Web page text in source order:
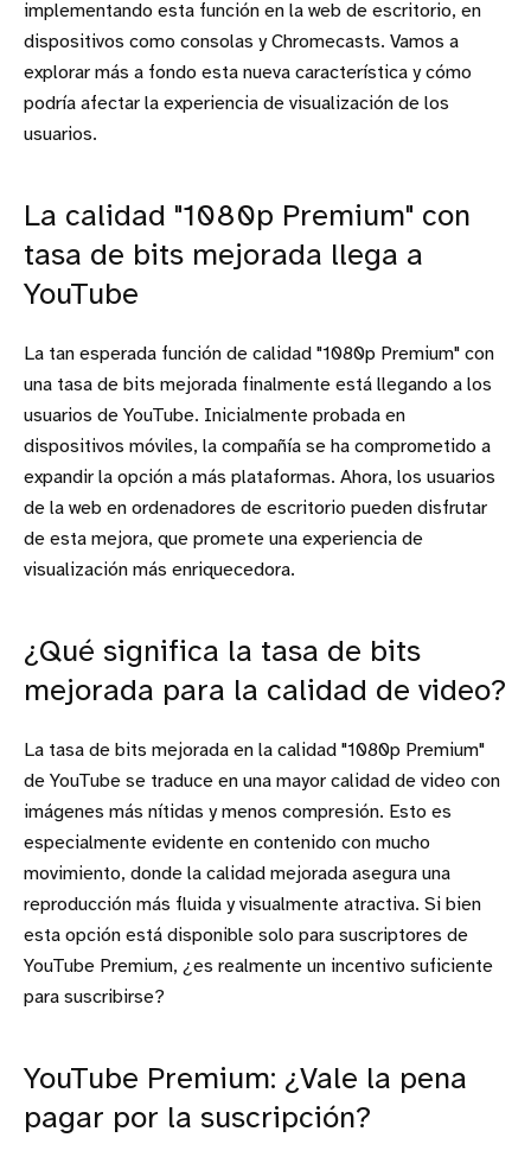
implementando esta función en la web de escritorio, en
dispositivos como consolas y Chromecasts. Vamos a
explorar más a fondo esta nueva característica y cómo
podría afectar la experiencia de visualización de los
usuarios.
La calidad "1080p Premium" con
tasa de bits mejorada llega a
YouTube
La tan esperada función de calidad "1080p Premium" con
una tasa de bits mejorada finalmente está llegando a los
usuarios de YouTube. Inicialmente probada en
dispositivos móviles, la compañía se ha comprometido a
expandir la opción a más plataformas. Ahora, los usuarios
de la web en ordenadores de escritorio pueden disfrutar
de esta mejora, que promete una experiencia de
visualización más enriquecedora.
¿Qué significa la tasa de bits
mejorada para la calidad de video?
La tasa de bits mejorada en la calidad "1080p Premium"
de YouTube se traduce en una mayor calidad de video con
imágenes más nítidas y menos compresión. Esto es
especialmente evidente en contenido con mucho
movimiento, donde la calidad mejorada asegura una
reproducción más fluida y visualmente atractiva. Si bien
esta opción está disponible solo para suscriptores de
YouTube Premium, ¿es realmente un incentivo suficiente
para suscribirse?
YouTube Premium: ¿Vale la pena
pagar por la suscripción?